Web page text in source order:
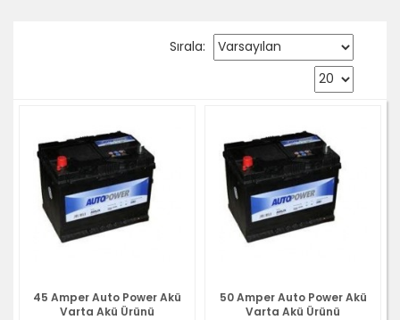
Sırala:
45 Amper Auto Power Akü
Varta Akü Ürünü
50 Amper Auto Power Akü
Varta Akü Ürünü